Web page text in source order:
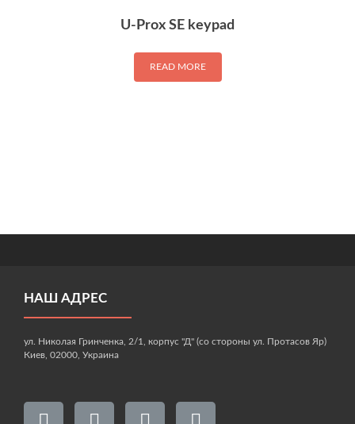
U-Prox SE keypad
READ MORE
НАШ АДРЕС
ул. Николая Гринченка, 2/1, корпус "Д" (со стороны ул. Протасов Яр)
Киев, 02000, Украина